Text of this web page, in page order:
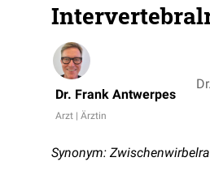
Dr. Frank Antwerpes
Arzt | Ärztin
Synonym: